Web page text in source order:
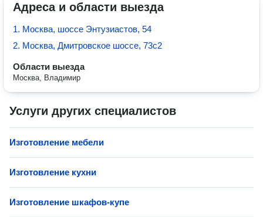
Адреса и области выезда
1. Москва, шоссе Энтузиастов, 54
2. Москва, Дмитровское шоссе, 73с2
Области выезда
Москва, Владимир
Услуги других специалистов
Изготовление мебели
Изготовление кухни
Изготовление шкафов-купе